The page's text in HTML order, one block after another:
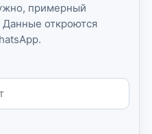
примерный
откроются